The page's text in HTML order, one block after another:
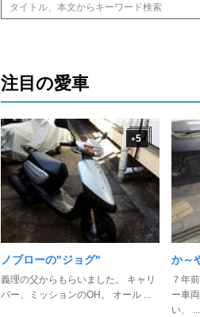
注目の愛車
+5
ノブローの"ジョグ"
義理の父からもらいました。 キャリ
パー、ミッションのOH。 オール ...
か～
７年
ー車
い、 ...